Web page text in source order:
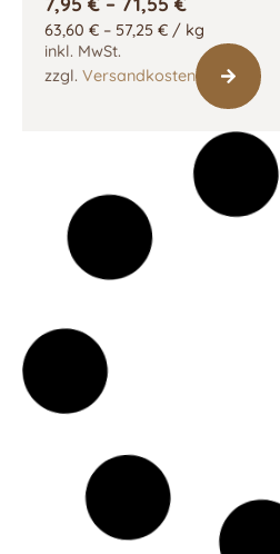
63,60 € – 57,25 € / kg
inkl. MwSt.
zzgl. Versandkosten